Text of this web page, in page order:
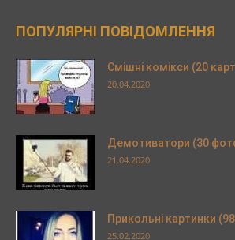
ПОПУЛЯРНІ ПОВІДОМЛЕННЯ
Смішні комікси (20
20.04.2020
Демотиватори (30
21.04.2020
Прикольні картинки
25.02.2020